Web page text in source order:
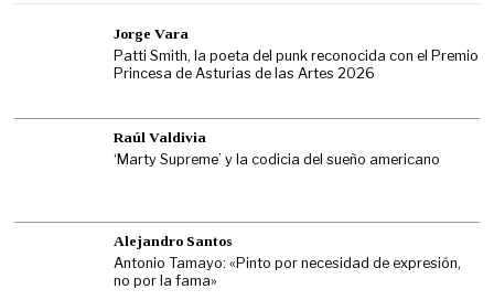
Jorge Vara
Patti Smith, la poeta del punk reconocida con el Premio
Princesa de Asturias de las Artes 2026
Raúl Valdivia
‘Marty Supreme’ y la codicia del sueño americano
Alejandro Santos
Antonio Tamayo: «Pinto por necesidad de expresión,
no por la fama»